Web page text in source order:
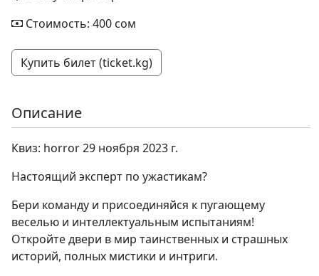
Стоимость: 400 сом
Купить билет (ticket.kg)
Описание
Квиз: horror 29 ноября 2023 г.
Настоящий эксперт по ужастикам?
Бери команду и присоединяйся к пугающему
веселью и интеллектуальным испытаниям!
Откройте двери в мир таинственных и страшных
историй, полных мистики и интриги.